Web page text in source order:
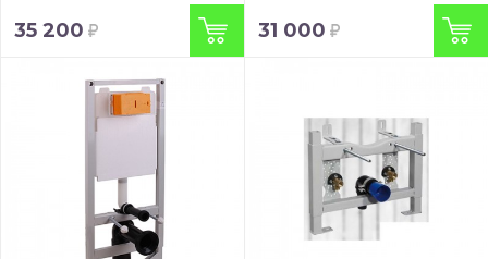
35 200 31 000